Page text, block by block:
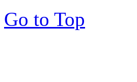
Go to Top